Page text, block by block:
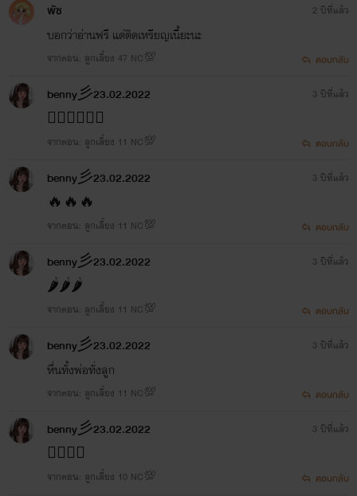
พัช
บอกว่าอ่านฟรี แต่ติดเหรียญเนี้ยะนะ
จากตอน: ลูกเลี้ยง 47 NC💯
2 ปีที่แล้ว
ตอบกลับ
benny彡23.02.2022
👍🏻👍🏻👍🏻
จากตอน: ลูกเลี้ยง 11 NC💯
3 ปีที่แล้ว
ตอบกลับ
benny彡23.02.2022
🔥🔥🔥
จากตอน: ลูกเลี้ยง 11 NC💯
3 ปีที่แล้ว
ตอบกลับ
benny彡23.02.2022
🌶️🌶️🌶️
จากตอน: ลูกเลี้ยง 11 NC💯
3 ปีที่แล้ว
ตอบกลับ
benny彡23.02.2022
หื่นทั้งพ่อทั่งลูก
จากตอน: ลูกเลี้ยง 11 NC💯
3 ปีที่แล้ว
ตอบกลับ
benny彡23.02.2022
👍🏻👍🏻
จากตอน: ลูกเลี้ยง 10 NC💯
3 ปีที่แล้ว
ตอบกลับ